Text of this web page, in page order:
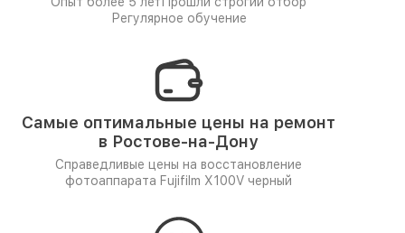
Регулярное обучение
Самые оптимальные цены на ремонт
в Ростове-на-Дону
Справедливые цены на восстановление
фотоаппарата Fujifilm X100V черный